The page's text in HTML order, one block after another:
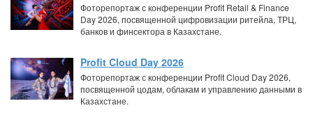
Фоторепортаж с конференции Profit Retail & Finance
Day 2026, посвященной цифровизации ритейла, ТРЦ,
банков и финсектора в Казахстане.
Profit Cloud Day 2026
Фоторепортаж с конференции Profit Cloud Day 2026,
посвященной цодам, облакам и управлению данными в
Казахстане.